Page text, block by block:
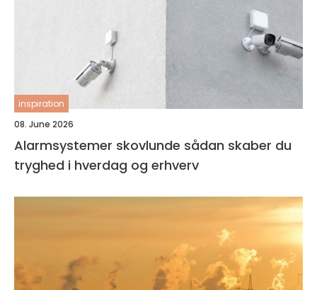
inspiration
08. June 2026
Alarmsystemer skovlunde sådan skaber du
tryghed i hverdag og erhverv